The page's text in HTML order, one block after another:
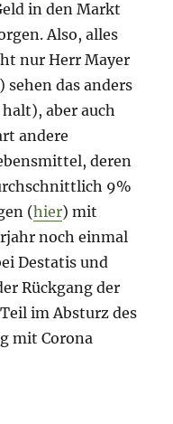
in den Markt
Also, alles
nur Herr Mayer
) sehen das anders
aber auch
andere
deren
9%
(hier) mit
noch einmal
Destatis und
Rückgang der
im Absturz des
mit Corona
– The Big Read“